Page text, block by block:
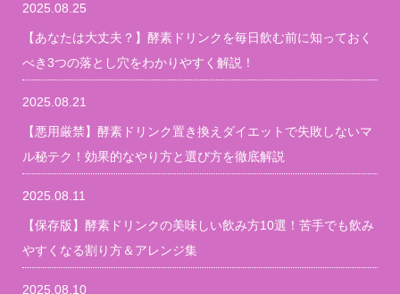
2025.08.25
【あなたは大丈夫？】酵素ドリンクを毎日飲む前に知っておく
べき3つの落とし穴をわかりやすく解説！
2025.08.21
【悪用厳禁】酵素ドリンク置き換えダイエットで失敗しないマ
ル秘テク！効果的なやり方と選び方を徹底解説
2025.08.11
【保存版】酵素ドリンクの美味しい飲み方10選！苦手でも飲み
やすくなる割り方＆アレンジ集
2025.08.10